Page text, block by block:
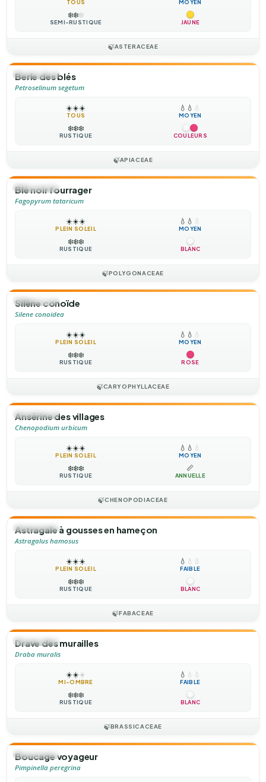
TOUS MOYEN
❄️❄️❄️
SEMI-RUSTIQUE JAUNE
🍃ASTERACEAE
🌻ANNUELLE
Berle des blés
Petroselinum segetum
☀️☀️☀️
TOUS
💧 💧 💧
MOYEN
❄️❄️❄️
RUSTIQUE COULEURS
🍃APIACEAE
🌻ANNUELLE
Blé noir fourrager
Fagopyrum tataricum
☀️☀️☀️
PLEIN SOLEIL
💧 💧 💧
MOYEN
❄️❄️❄️
RUSTIQUE BLANC
🍃POLYGONACEAE
🌻ANNUELLE
Silène conoïde
Silene conoidea
☀️☀️☀️
PLEIN SOLEIL
💧 💧 💧
MOYEN
❄️❄️❄️
RUSTIQUE ROSE
🍃CARYOPHYLLACEAE
🌻ANNUELLE
Ansérine des villages
Chenopodium urbicum
☀️☀️☀️
PLEIN SOLEIL
💧 💧 💧
MOYEN
❄️❄️❄️
RUSTIQUE
📏
ANNUELLE
🍃CHENOPODIACEAE
🌻ANNUELLE
Astragale à gousses en hameçon
Astragalus hamosus
☀️☀️☀️
PLEIN SOLEIL
💧 💧 💧
FAIBLE
❄️❄️❄️
RUSTIQUE BLANC
🍃FABACEAE
🌻ANNUELLE
Drave des murailles
Draba muralis
☀️☀️☀️
MI-OMBRE
💧 💧 💧
FAIBLE
❄️❄️❄️
RUSTIQUE BLANC
🍃BRASSICACEAE
🌻ANNUELLE
Boucage voyageur
Pimpinella peregrina